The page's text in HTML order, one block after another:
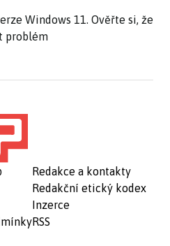
Windows 11. Ověřte si, že
problém
Redakce a kontakty
Redakční etický kodex
Inzerce
RSS